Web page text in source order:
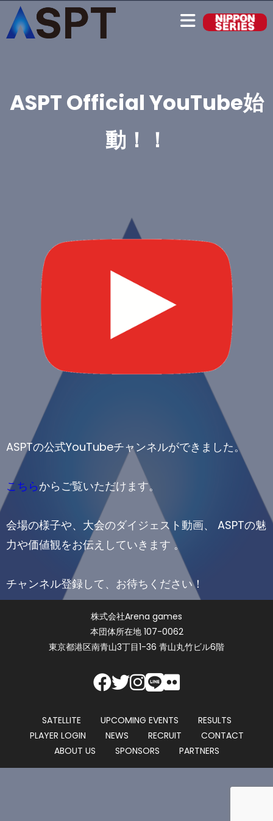
ASPT Official YouTube始
動！！
ASPTの公式YouTubeチャンネルができました。
こちらからご覧いただけます。
会場の様子や、大会のダイジェスト動画、 ASPTの魅
力や価値観をお伝えしていきます 。
チャンネル登録して、お待ちください！
株式会社Arena games
本団体所在地 107-0062
東京都港区南青山3丁目1-36 青山丸竹ビル6階
SATELLITE UPCOMING EVENTS
RESULTS
PLAYER LOGIN
NEWS RECRUIT
CONTACT
ABOUT US
SPONSORS PARTNERS